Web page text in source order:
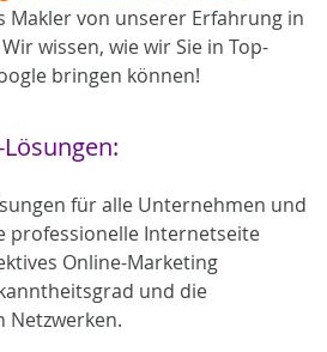
Makler von unserer Erfahrung in
wissen, wie wir Sie in Top-
bringen können!
für alle Unternehmen und
professionelle Internetseite
Online-Marketing
und die
Netzwerken.